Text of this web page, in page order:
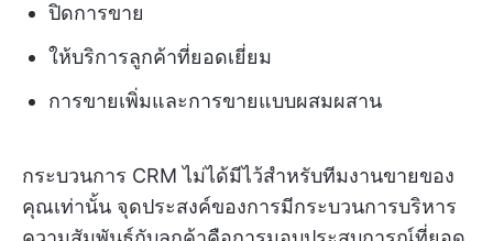
ปิดการขาย
ให้บริการลูกค้าที่ยอดเยี่ยม
การขายเพิ่มและการขายแบบผสมผสาน
กระบวนการ CRM ไม่ได้มีไว้สำหรับทีมงานขายของ
คุณเท่านั้น จุดประสงค์ของการมีกระบวนการบริหาร